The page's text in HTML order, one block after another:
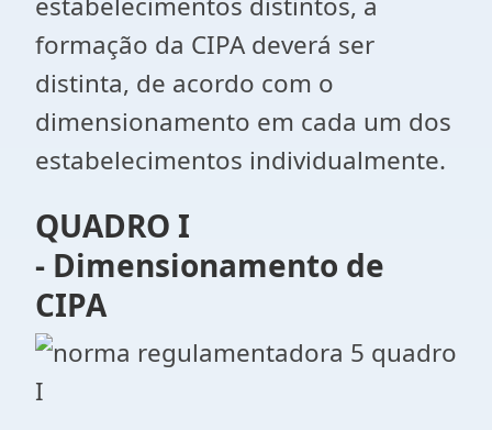
formação da CIPA deverá ser
distinta, de acordo com o
dimensionamento em cada um dos
estabelecimentos individualmente.
QUADRO I
- Dimensionamento de
CIPA